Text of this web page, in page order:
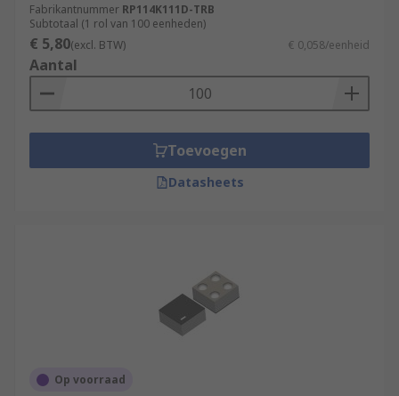
Fabrikantnummer RP114K111D-TRB
Subtotaal (1 rol van 100 eenheden)
€ 5,80(excl. BTW) € 0,058/eenheid
Aantal
Toevoegen
Datasheets
Op voorraad